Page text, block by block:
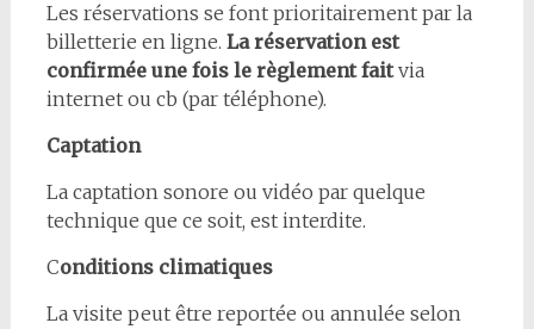
Les réservations se font prioritairement par la
billetterie en ligne. La réservation est
confirmée une fois le règlement faitvia
internet ou cb (par téléphone).
Captation
La captation sonore ou vidéo par quelque
technique que ce soit, est interdite.
Conditions climatiques
La visite peut être reportée ou annulée selon